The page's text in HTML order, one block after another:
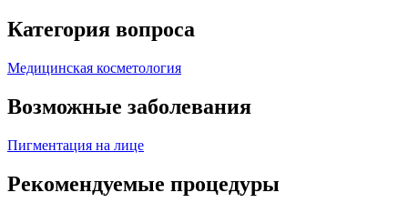
Категория вопроса
Медицинская косметология
Возможные заболевания
Пигментация на лице
Рекомендуемые процедуры